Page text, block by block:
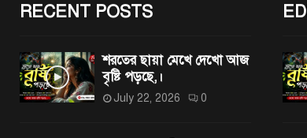
RECENT POSTS
শরতের ছায়া মেখে দেখো আজ
বৃষ্টি পড়ছে,।
July 22, 2026 0